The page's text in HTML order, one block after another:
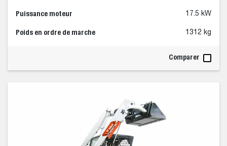
Puissance moteur 17.5 kW
Poids en ordre de marche 1312 kg
Comparer